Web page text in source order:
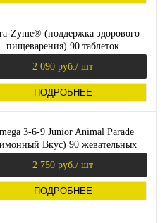
Zyme® (поддержка здорового
пищеварения) 90 таблеток
2 090 руб. / шт
ПОДРОБНЕЕ
3-6-9 Junior Animal Parade
Вкус) 90 жевательных
2 750 руб. / шт
ПОДРОБНЕЕ